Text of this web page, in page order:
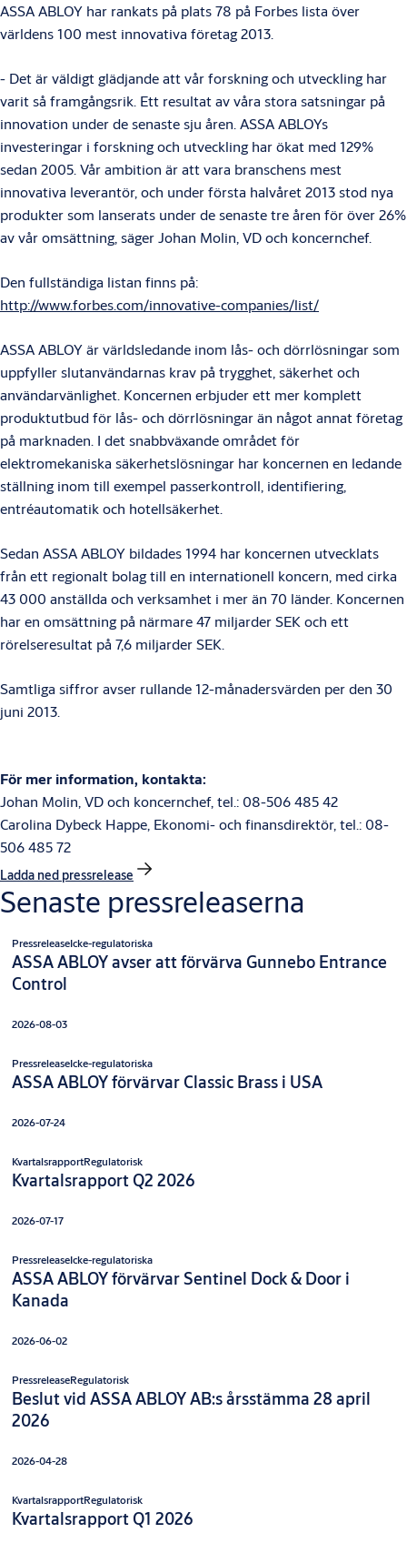
ASSA ABLOY har rankats på plats 78 på Forbes lista över
världens 100 mest innovativa företag 2013.
- Det är väldigt glädjande att vår forskning och utveckling har
varit så framgångsrik. Ett resultat av våra stora satsningar på
innovation under de senaste sju åren. ASSA ABLOYs
investeringar i forskning och utveckling har ökat med 129%
sedan 2005. Vår ambition är att vara branschens mest
innovativa leverantör, och under första halvåret 2013 stod nya
produkter som lanserats under de senaste tre åren för över 26%
av vår omsättning, säger Johan Molin, VD och koncernchef.
Den fullständiga listan finns på:
http://www.forbes.com/innovative-companies/list/
ASSA ABLOY är världsledande inom lås- och dörrlösningar som
uppfyller slutanvändarnas krav på trygghet, säkerhet och
användarvänlighet. Koncernen erbjuder ett mer komplett
produktutbud för lås- och dörrlösningar än något annat företag
på marknaden. I det snabbväxande området för
elektromekaniska säkerhetslösningar har koncernen en ledande
ställning inom till exempel passerkontroll, identifiering,
entréautomatik och hotellsäkerhet.
Sedan ASSA ABLOY bildades 1994 har koncernen utvecklats
från ett regionalt bolag till en internationell koncern, med cirka
43 000 anställda och verksamhet i mer än 70 länder. Koncernen
har en omsättning på närmare 47 miljarder SEK och ett
rörelseresultat på 7,6 miljarder SEK.
Samtliga siffror avser rullande 12-månadersvärden per den 30
juni 2013.
För mer information, kontakta:
Johan Molin, VD och koncernchef, tel.: 08-506 485 42
Carolina Dybeck Happe, Ekonomi- och finansdirektör, tel.: 08-
506 485 72
Ladda ned pressrelease
Senaste pressreleaserna
PressreleaseIcke-regulatoriska
ASSA ABLOY avser att förvärva Gunnebo Entrance
Control
2026-08-03
PressreleaseIcke-regulatoriska
ASSA ABLOY förvärvar Classic Brass i USA
2026-07-24
KvartalsrapportRegulatorisk
Kvartalsrapport Q2 2026
2026-07-17
PressreleaseIcke-regulatoriska
ASSA ABLOY förvärvar Sentinel Dock & Door i
Kanada
2026-06-02
PressreleaseRegulatorisk
Beslut vid ASSA ABLOY AB:s årsstämma 28 april
2026
2026-04-28
KvartalsrapportRegulatorisk
Kvartalsrapport Q1 2026